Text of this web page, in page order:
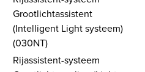
Grootlichtassistent
(Intelligent Light systeem)
(030NT)
Rijassistent-systeem